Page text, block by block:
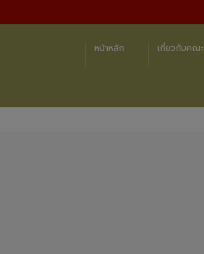
หน้าหลัก เกี่ยวกับคณะ